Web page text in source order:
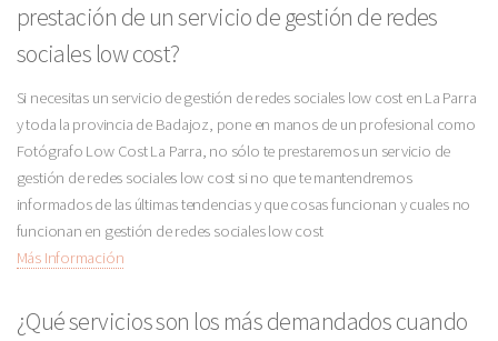
prestación de un servicio de gestión de redes
sociales low cost?
Si necesitas un servicio de gestión de redes sociales low cost en La Parra
y toda la provincia de Badajoz, pone en manos de un profesional como
Fotógrafo Low Cost La Parra, no sólo te prestaremos un servicio de
gestión de redes sociales low cost si no que te mantendremos
informados de las últimas tendencias y que cosas funcionan y cuales no
funcionan en gestión de redes sociales low cost
Más Información
¿Qué servicios son los más demandados cuando